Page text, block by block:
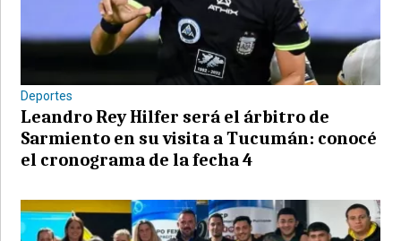
Deportes
Leandro Rey Hilfer será el árbitro de
Sarmiento en su visita a Tucumán: conocé
el cronograma de la fecha 4